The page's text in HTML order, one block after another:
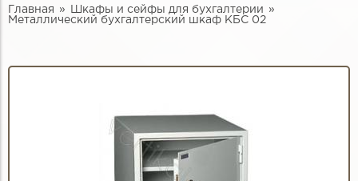
Главная
Шкафы и сейфы для бухгалтерии
Металлический бухгалтерский шкаф КБС 02